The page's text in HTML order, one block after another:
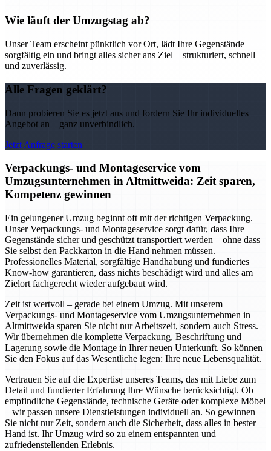
Wie läuft der Umzugstag ab?
Unser Team erscheint pünktlich vor Ort, lädt Ihre Gegenstände
sorgfältig ein und bringt alles sicher ans Ziel – strukturiert, schnell
und zuverlässig.
Alle Fragen geklärt?
Dann probieren Sie es jetzt aus und fordern Sie Ihr individuelles
Angebot an – ganz unverbindlich.
Jetzt Anfrage starten
Verpackungs- und Montageservice vom
Umzugsunternehmen in Altmittweida: Zeit sparen,
Kompetenz gewinnen
Ein gelungener Umzug beginnt oft mit der richtigen Verpackung.
Unser Verpackungs- und Montageservice sorgt dafür, dass Ihre
Gegenstände sicher und geschützt transportiert werden – ohne dass
Sie selbst den Packkarton in die Hand nehmen müssen.
Professionelles Material, sorgfältige Handhabung und fundiertes
Know-how garantieren, dass nichts beschädigt wird und alles am
Zielort fachgerecht wieder aufgebaut wird.
Zeit ist wertvoll – gerade bei einem Umzug. Mit unserem
Verpackungs- und Montageservice vom Umzugsunternehmen in
Altmittweida sparen Sie nicht nur Arbeitszeit, sondern auch Stress.
Wir übernehmen die komplette Verpackung, Beschriftung und
Lagerung sowie die Montage in Ihrer neuen Unterkunft. So können
Sie den Fokus auf das Wesentliche legen: Ihre neue Lebensqualität.
Vertrauen Sie auf die Expertise unseres Teams, das mit Liebe zum
Detail und fundierter Erfahrung Ihre Wünsche berücksichtigt. Ob
empfindliche Gegenstände, technische Geräte oder komplexe Möbel
– wir passen unsere Dienstleistungen individuell an. So gewinnen
Sie nicht nur Zeit, sondern auch die Sicherheit, dass alles in bester
Hand ist. Ihr Umzug wird so zu einem entspannten und
zufriedenstellenden Erlebnis.